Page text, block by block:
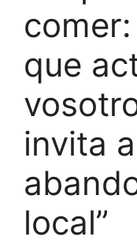
que
invita
local”